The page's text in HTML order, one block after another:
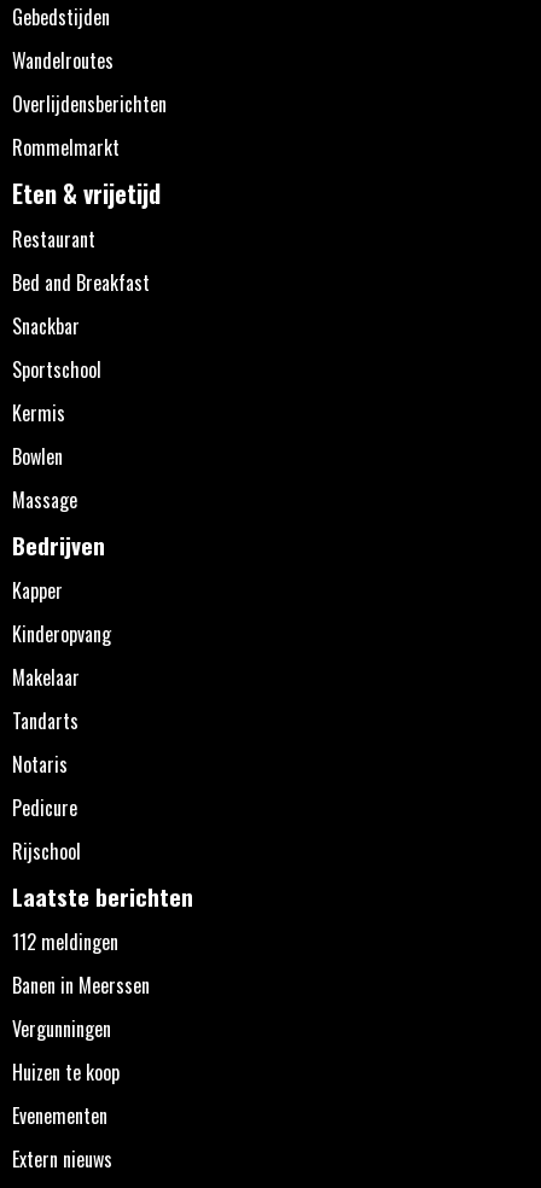
Gebedstijden
Wandelroutes
Overlijdensberichten
Rommelmarkt
Eten & vrijetijd
Restaurant
Bed and Breakfast
Snackbar
Sportschool
Kermis
Bowlen
Massage
Bedrijven
Kapper
Kinderopvang
Makelaar
Tandarts
Notaris
Pedicure
Rijschool
Laatste berichten
112 meldingen
Banen in Meerssen
Vergunningen
Huizen te koop
Evenementen
Extern nieuws